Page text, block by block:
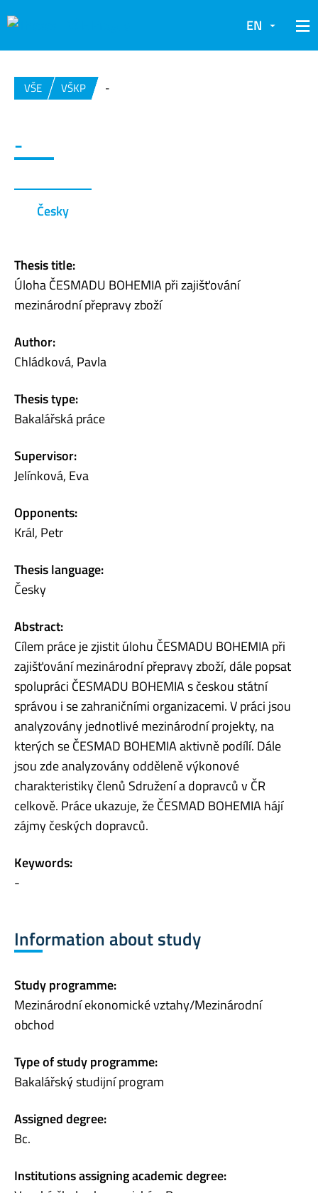
EN
VŠE VŠKP -
-
Česky
Thesis title:
Úloha ČESMADU BOHEMIA při zajišťování
mezinárodní přepravy zboží
Author:
Chládková, Pavla
Thesis type:
Bakalářská práce
Supervisor:
Jelínková, Eva
Opponents:
Král, Petr
Thesis language:
Česky
Abstract:
Cílem práce je zjistit úlohu ČESMADU BOHEMIA při
zajišťování mezinárodní přepravy zboží, dále popsat
spolupráci ČESMADU BOHEMIA s českou státní
správou i se zahraničními organizacemi. V práci jsou
analyzovány jednotlivé mezinárodní projekty, na
kterých se ČESMAD BOHEMIA aktivně podílí. Dále
jsou zde analyzovány odděleně výkonové
charakteristiky členů Sdružení a dopravců v ČR
celkově. Práce ukazuje, že ČESMAD BOHEMIA hájí
zájmy českých dopravců.
Keywords:
-
Information about study
Study programme:
Mezinárodní ekonomické vztahy/Mezinárodní
obchod
Type of study programme:
Bakalářský studijní program
Assigned degree:
Bc.
Institutions assigning academic degree: